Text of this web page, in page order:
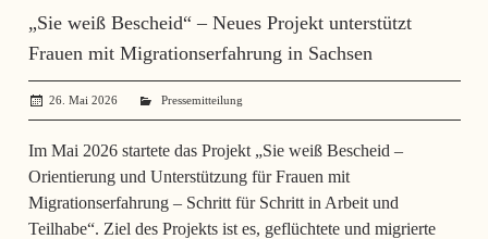
„Sie weiß Bescheid“ – Neues Projekt unterstützt
Frauen mit Migrationserfahrung in Sachsen
26. Mai 2026 SerhiiSvynarets
Pressemitteilung
Im Mai 2026 startete das Projekt „Sie weiß Bescheid –
Orientierung und Unterstützung für Frauen mit
Migrationserfahrung – Schritt für Schritt in Arbeit und
Teilhabe“. Ziel des Projekts ist es, geflüchtete und migrierte